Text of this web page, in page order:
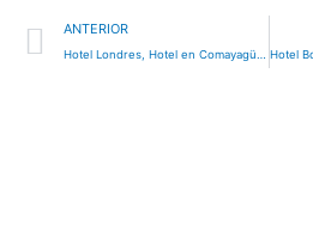
Ant
ANTERIOR